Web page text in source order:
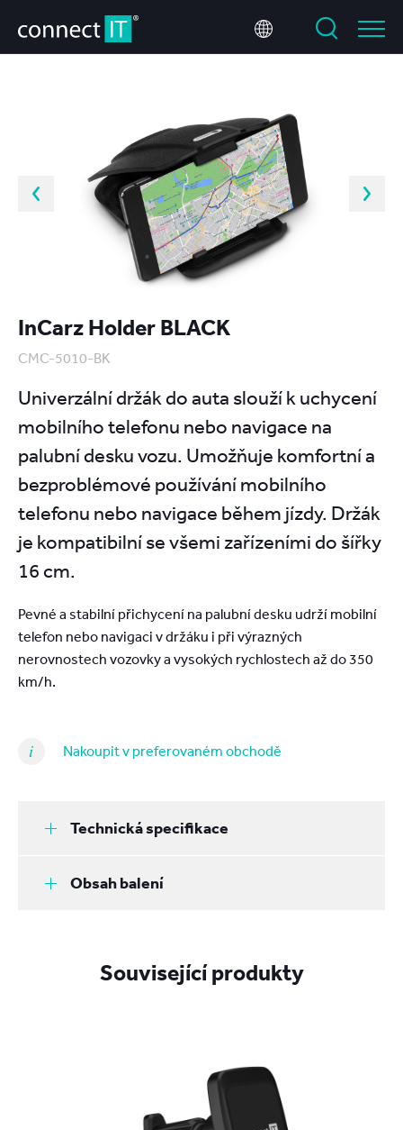
InCarz Holder BLACK
CMC-5010-BK
Univerzální držák do auta slouží k uchycení
mobilního telefonu nebo navigace na
palubní desku vozu. Umožňuje komfortní a
bezproblémové používání mobilního
telefonu nebo navigace během jízdy. Držák
je kompatibilní se všemi zařízeními do šířky
16 cm.
Pevné a stabilní přichycení na palubní desku udrží mobilní
telefon nebo navigaci v držáku i při výrazných
nerovnostech vozovky a vysokých rychlostech až do 350
km/h.
Nakoupit v preferovaném obchodě
Technická specifikace
Obsah balení
Související produkty